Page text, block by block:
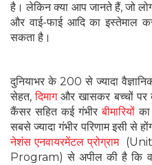
है। लेकिन क्या आप जानते हैं, जो
और वाई-फाई आदि का इस्तेमाल
सकता है।
दुनियाभर के 200 से ज्यादा
सेहत,दिमागऔर खासकर बच्चों पर
कैंसर सहित कई गंभीरबीमारियों
सबसे ज्यादा गंभीर परिणाम इसी से
नेशंस एनवायरमेंटल प्रोग्राम
Program) से अपील की है कि